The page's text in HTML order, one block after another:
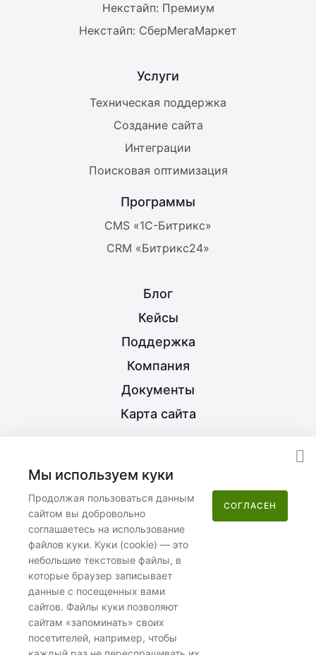
Некстайп: Премиум
Некстайп: СберМегаМаркет
Услуги
Техническая поддержка
Создание сайта
Интеграции
Поисковая оптимизация
Программы
CMS «1С-Битрикс»
CRM «Битрикс24»
Блог
Кейсы
Поддержка
Компания
Документы
Карта сайта
Москва,улица Потаповская Роща, 12к2
Пн–Пт 08:00–17:00
ООО «Некстайп» 2026 © Все права защищены
Мы используем куки
Продолжая пользоваться данным
сайтом вы добровольно
соглашаетесь на использование
файлов куки. Куки (cookie) — это
небольшие текстовые файлы, в
которые браузер записывает
данные с посещенных вами
сайтов. Файлы куки позволяют
сайтам «запоминать» своих
посетителей, например, чтобы
СОГЛАСЕН